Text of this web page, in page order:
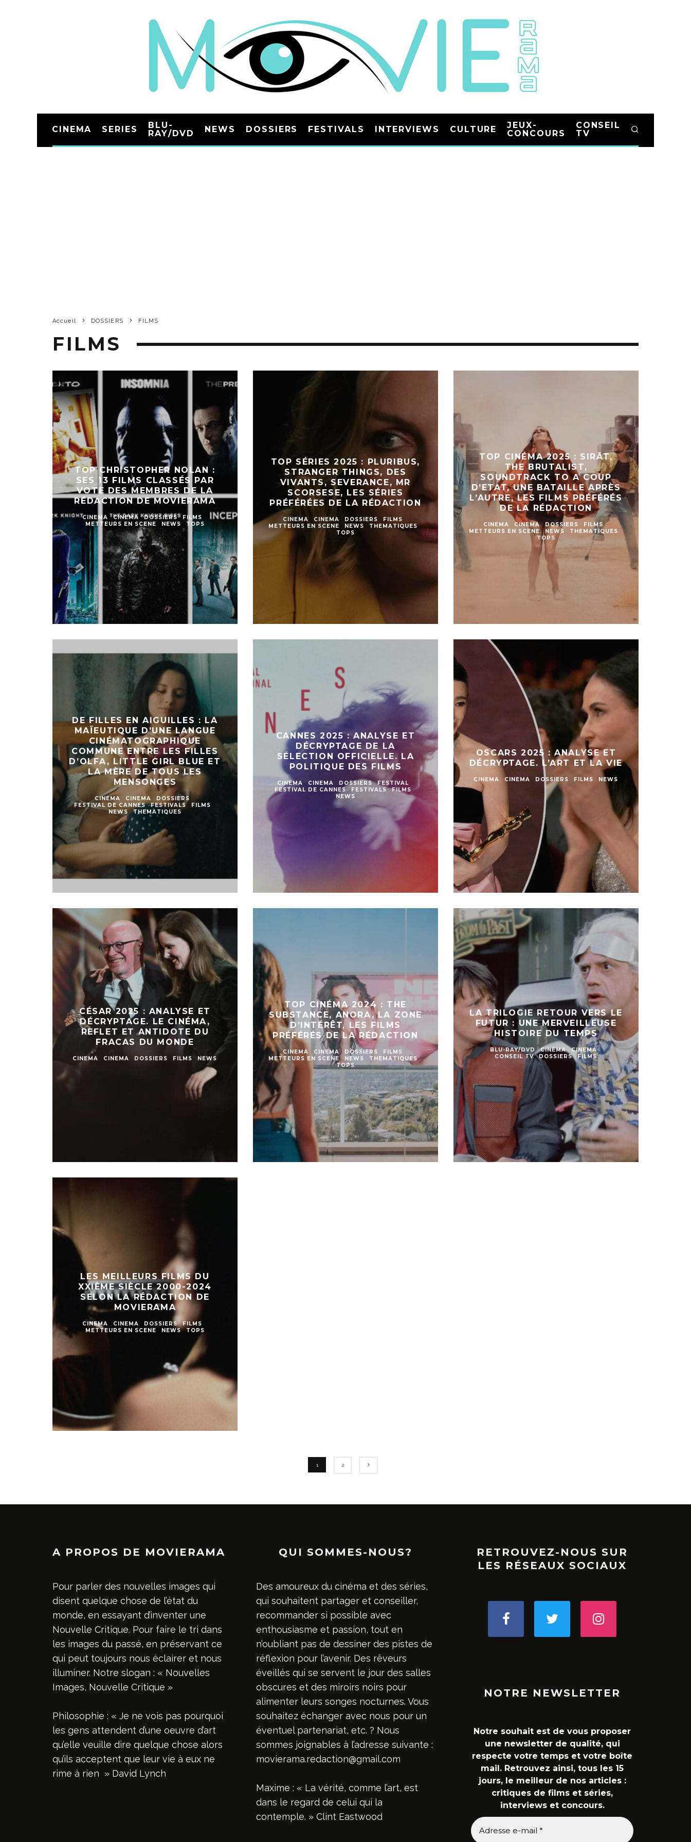
CINEMA SERIES
BLU-
RAY/DVD
NEWS DOSSIERS FESTIVALS INTERVIEWS CULTURE
JEUX-
CONCOURS
CONSEIL
TV
Accueil DOSSIERS FILMS
FILMS
TOP CHRISTOPHER NOLAN :
SES 13 FILMS CLASSÉS PAR
VOTE DES MEMBRES DE LA
RÉDACTION DE MOVIERAMA
CINEMA CINEMA DOSSIERS
FILMS
METTEURS EN SCENE
NEWS TOPS
TOP SÉRIES 2025 : PLURIBUS,
STRANGER THINGS, DES
VIVANTS, SEVERANCE, MR
SCORSESE, LES SÉRIES
PRÉFÉRÉES DE LA RÉDACTION
CINEMA CINEMA DOSSIERS
FILMS
METTEURS EN SCENE
NEWS
THEMATIQUES
TOPS
TOP CINÉMA 2025 : SIRĀT,
THE BRUTALIST,
SOUNDTRACK TO A COUP
D’ETAT, UNE BATAILLE APRÈS
L’AUTRE, LES FILMS PRÉFÉRÉS
DE LA RÉDACTION
CINEMA CINEMA DOSSIERS
FILMS
METTEURS EN SCENE
NEWS
THEMATIQUES
TOPS
DE FILLES EN AIGUILLES : LA
MAÏEUTIQUE D’UNE LANGUE
CINÉMATOGRAPHIQUE
COMMUNE ENTRE LES FILLES
D’OLFA, LITTLE GIRL BLUE ET
LA MÈRE DE TOUS LES
MENSONGES
CINEMA CINEMA
DOSSIERS
FESTIVAL DE CANNES
FESTIVALS
FILMS
NEWS
THEMATIQUES
CANNES 2025 : ANALYSE ET
DÉCRYPTAGE DE LA
SÉLECTION OFFICIELLE. LA
POLITIQUE DES FILMS
CINEMA CINEMA DOSSIERS
FESTIVAL
FESTIVAL DE CANNES
FESTIVALS
FILMS
NEWS
OSCARS 2025 : ANALYSE ET
DÉCRYPTAGE. L’ART ET LA VIE
CINEMA CINEMA DOSSIERS FILMS NEWS
CÉSAR 2025 : ANALYSE ET
DÉCRYPTAGE. LE CINÉMA,
REFLET ET ANTIDOTE DU
FRACAS DU MONDE
CINEMA CINEMA DOSSIERS FILMS NEWS
TOP CINÉMA 2024 : THE
SUBSTANCE, ANORA, LA ZONE
D’INTÉRÊT, LES FILMS
PRÉFÉRÉS DE LA RÉDACTION
CINEMA CINEMA DOSSIERS
FILMS
METTEURS EN SCENE
NEWS
THEMATIQUES
TOPS
LA TRILOGIE RETOUR VERS LE
FUTUR : UNE MERVEILLEUSE
HISTOIRE DU TEMPS
BLU-RAY/DVD CINÉMA
CINEMA
CONSEIL TV
DOSSIERS FILMS
LES MEILLEURS FILMS DU
XXIÈME SIÈCLE 2000-2024
SELON LA RÉDACTION DE
MOVIERAMA
CINEMA CINEMA DOSSIERS
FILMS
METTEURS EN SCENE
NEWS TOPS
1 2
A PROPOS DE MOVIERAMA
Pour parler des nouvelles images qui
disent quelque chose de l’état du
monde, en essayant d’inventer une
Nouvelle Critique. Pour faire le tri dans
les images du passé, en préservant ce
qui peut toujours nous éclairer et nous
illuminer. Notre slogan : « Nouvelles
Images, Nouvelle Critique »
Philosophie : « Je ne vois pas pourquoi
les gens attendent d’une oeuvre d’art
qu’elle veuille dire quelque chose alors
qu’ils acceptent que leur vie à eux ne
rime à rien » David Lynch
QUI SOMMES-NOUS?
Des amoureux du cinéma et des séries,
qui souhaitent partager et conseiller,
recommander si possible avec
enthousiasme et passion, tout en
n’oubliant pas de dessiner des pistes de
réflexion pour l’avenir. Des rêveurs
éveillés qui se servent le jour des salles
obscures et des miroirs noirs pour
alimenter leurs songes nocturnes. Vous
souhaitez échanger avec nous pour un
éventuel partenariat, etc. ? Nous
sommes joignables à l’adresse suivante :
movierama.redaction@gmail.com
Maxime : « La vérité, comme l’art, est
dans le regard de celui qui la
contemple. » Clint Eastwood
RETROUVEZ-NOUS SUR
LES RÉSEAUX SOCIAUX
NOTRE NEWSLETTER
Notre souhait est de vous proposer
une newsletter de qualité, qui
respecte votre temps et votre boîte
mail. Retrouvez ainsi, tous les 15
jours, le meilleur de nos articles :
critiques de films et séries,
interviews et concours.